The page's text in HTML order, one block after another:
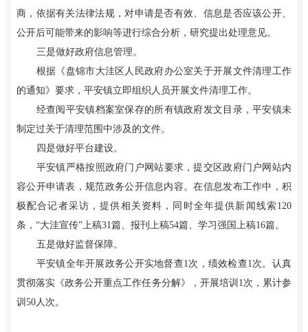
商，依据有关法律法规，对申请是否有效、信息是否应该公开、
公开后可能带来的影响等进行综合分析，研究提出处理意见。
三是做好政府信息管理。
根据《盘锦市大洼区人民政府办公室关于开展文件清理工作
的通知》要求，平安镇立即组织人员开展文件清理工作。
经查阅平安镇档案室保存的所有镇政府发文目录，平安镇未
制定过关于清理范围中涉及的文件。
四是做好平台建设。
平安镇严格按照政府门户网站要求，提交区政府门户网站内
容公开申请表，规范政务公开信息内容。在信息发布工作中，积
极配合记者采访，提供相关资料，同时全年提供新闻线索120
条，“大洼宣传”上稿31篇、报刊上稿54篇、学习强国上稿16篇。
五是做好监督保障。
平安镇全年开展政务公开实地督查1次，绩效检查1次。认真
贯彻落实《政务公开重点工作任务分解》，开展培训1次，累计参
训50人次。